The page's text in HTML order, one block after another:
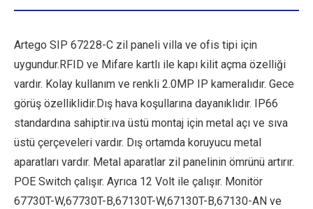
Artego SIP 67228-C zil paneli villa ve ofis tipi için
uygundur.RFID ve Mifare kartlı ile kapı kilit açma özelliği
vardır. Kolay kullanım ve renkli 2.0MP IP kameralıdır. Gece
görüş özelliklidir.Dış hava koşullarına dayanıklıdır. IP66
standardına sahiptir.ıva üstü montaj için metal açı ve sıva
üstü çerçeveleri vardır. Dış ortamda koruyucu metal
aparatları vardır. Metal aparatlar zil panelinin ömrünü artırır.
POE Switch çalışır. Ayrıca 12 Volt ile çalışır. Monitör
67730T-W,67730T-B,67130T-W,67130T-B,67130-AN ve